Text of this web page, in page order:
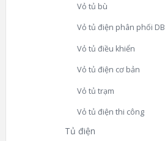
Vỏ tủ bù
Vỏ tủ điện phân phối DB
Vỏ tủ điều khiển
Vỏ tủ điện cơ bản
Vỏ tủ trạm
Vỏ tủ điện thi công
Tủ điện